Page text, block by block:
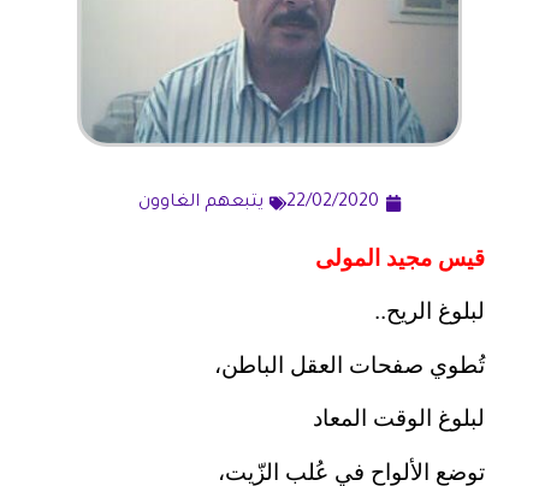
22/02/2020 يتبعهم الغاوون
قيس مجيد المولى
لبلوغ الريح..
تُطوي صفحات العقل الباطن،
لبلوغ الوقت المعاد
توضع الألواح في عُلب الزّيت،